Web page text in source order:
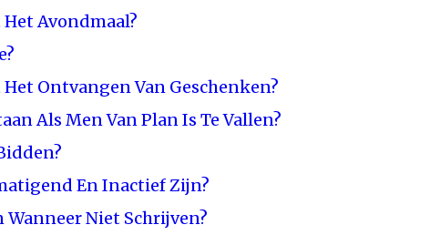
Avondmaal?
Ontvangen Van Geschenken?
Als Men Van Plan Is Te Vallen?
En Inactief Zijn?
Wanneer Niet Schrijven?